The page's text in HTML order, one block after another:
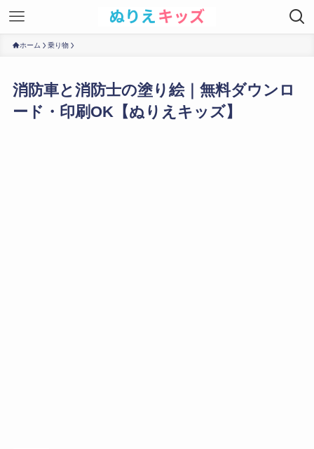
ホーム 乗り物
消防車と消防士の塗り絵｜無料ダウンロ
ード・印刷OK【ぬりえキッズ】